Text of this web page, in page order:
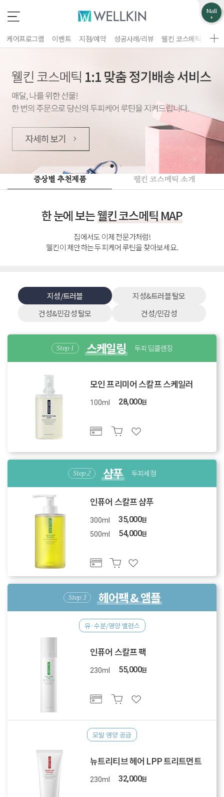
Mall
케어프로그램 이벤트 지점/예약 성공사례/리뷰 웰킨 코스메틱 웰
증상별 추천제품 웰킨 코스메틱 소개
한 눈에 보는웰킨 코스메틱 MAP
집에서도 이제 전문가처럼!
웰킨이 제안하는 두피케어 루틴을 찾아보세요.
지성/트러블
지성&트러블 탈모
건성&민감성 탈모
건성/민감성
스케일링 두피 딥클렌징
모인 프리미어 스칼프 스케일러
100ml 28,000원
샴푸 두피세정
인퓨어 스칼프 샴푸
300ml 35,000원
500ml 54,000원
헤어팩 & 앰플
유·수분/영양 밸런스
인퓨어 스칼프 팩
230ml 55,000원
모발 영양 공급
뉴트리티브 헤어 LPP 트리트먼트
230ml 32,000원
고객불편사항
는 필수 입력 항목
이름
휴대폰 번호
개인정보 수집 및 이용 동의(필수)
취소 확인
업무제휴/광고문의
는 필수 입력 항목
업체명
담당자
홈페이지 주소
개인정보 수집 및 이용 동의(필수)